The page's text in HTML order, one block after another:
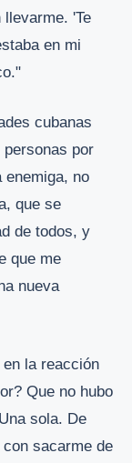
'Te
en mi
cubanas
por
enemiga, no
que se
de todos, y
que me
nueva
la reacción
Que no hubo
sola. De
sacarme de